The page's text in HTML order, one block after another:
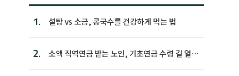
1. 설탕 vs 소금, 콩국수를 건강하게 먹는 법
2.
소액 직역연금 받는 노인, 기초연금 수령 길 열린